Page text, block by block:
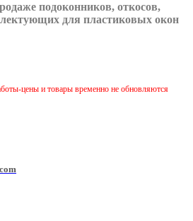
подоконников, откосов,
для пластиковых окон
цены и товары временно не обновляются